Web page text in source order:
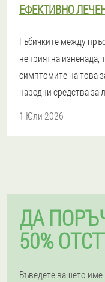
ЕФЕКТИВНО
Гъбичките между
неприятна изненада,
симптомите на това
народни средства за
1 Юли 2026
ДА
50%
Въведете вашето име